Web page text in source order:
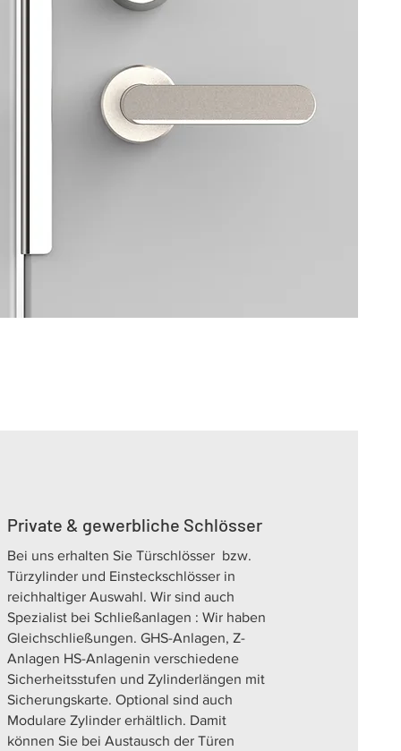
Private & gewerbliche Schlösser
Bei uns erhalten Sie Türschlösser bzw.
Türzylinder und Einsteckschlösser in
reichhaltiger Auswahl. Wir sind auch
Spezialist bei Schließanlagen : Wir haben
Gleichschließungen. GHS-Anlagen, Z-
Anlagen HS-Anlagenin verschiedene
Sicherheitsstufen und Zylinderlängen mit
Sicherungskarte. Optional sind auch
Modulare Zylinder erhältlich. Damit
können Sie bei Austausch der Türen